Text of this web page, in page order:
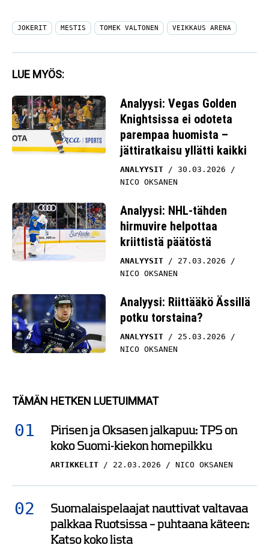
JOKERIT MESTIS TOMEK VALTONEN VEIKKAUS ARENA
LUE MYÖS:
Analyysi: Vegas Golden
Knightsissa ei odoteta
parempaa huomista –
jättiratkaisu yllätti kaikki
ANALYYSIT
30.03.2026
NICO OKSANEN
Analyysi: NHL-tähden
hirmuvire helpottaa
kriittistä päätöstä
ANALYYSIT
27.03.2026
NICO OKSANEN
Analyysi: Riittääkö Ässillä
potku torstaina?
ANALYYSIT
25.03.2026
NICO OKSANEN
TÄMÄN HETKEN LUETUIMMAT
Pirisen ja Oksasen jalkapuu: TPS on
koko Suomi-kiekon homepilkku
ARTIKKELIT 22.03.2026 NICO OKSANEN
Suomalaispelaajat nauttivat valtavaa
palkkaa Ruotsissa – puhtaana käteen:
Katso koko lista